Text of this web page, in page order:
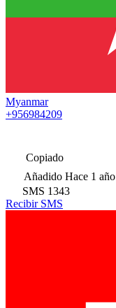
Myanmar
+956984209
Copiado
Añadido Hace 1 año
SMS 1343
Recibir SMS